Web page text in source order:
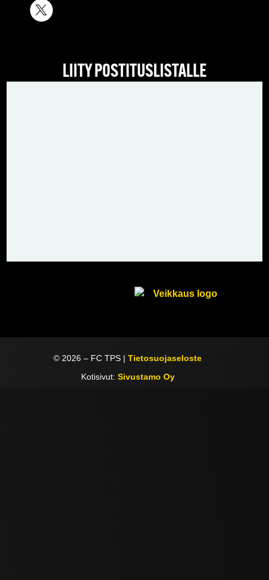
LIITY POSTITUSLISTALLE
©2026 – FC TPS |Tietosuojaseloste
Kotisivut: Sivustamo Oy